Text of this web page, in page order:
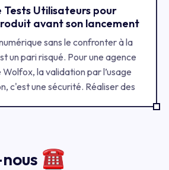
Utilisateurs pour
avant son lancement
sans le confronter à la
un pari risqué. Pour une agence
la validation par l’usage
c'est une sécurité. Réaliser des
pour sécuriser votre
nous